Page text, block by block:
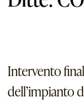
Intervento
dell’impianto